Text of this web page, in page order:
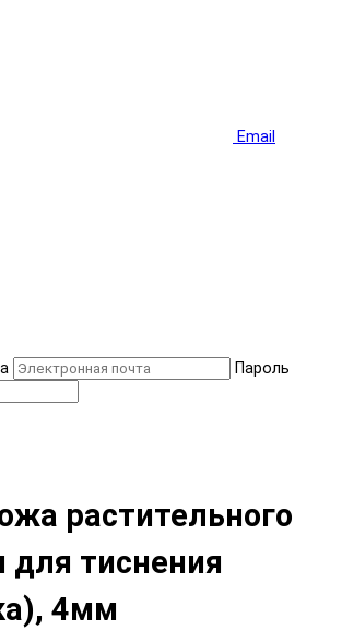
Email
Пароль
растительного
для тиснения
4мм